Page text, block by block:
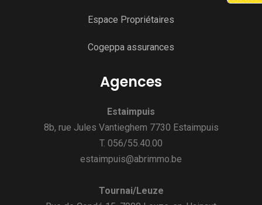
Espace Propriétaires
Cogeppa assurances
Agences
Estaimpuis
8b, rue Jules Vantieghem 7730 Estaimpuis
T. 056/55.40.00
estaimpuis@abrimmo.be
Tournai/Leuze